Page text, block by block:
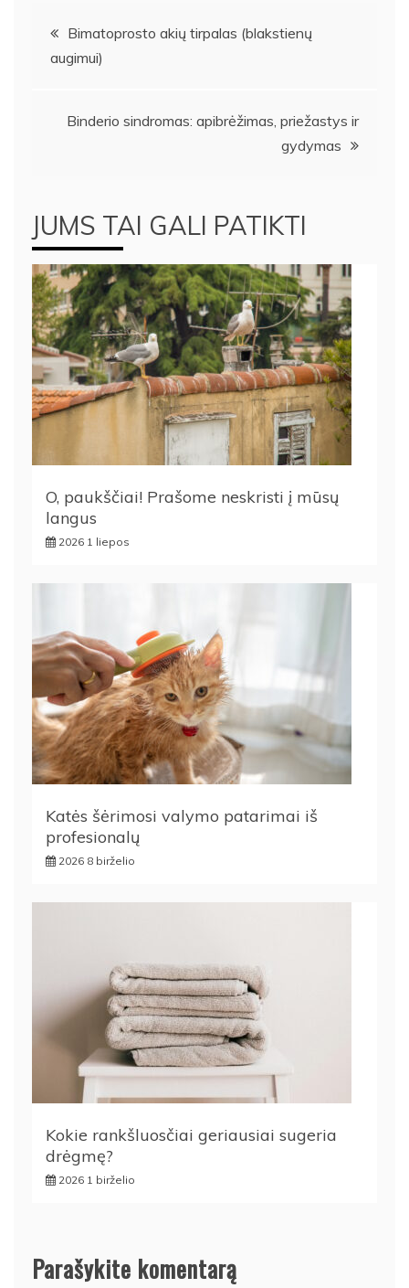
Navigacija
tarp
įrašų
Bimatoprosto akių tirpalas (blakstienų
augimui)
Binderio sindromas: apibrėžimas, priežastys ir
gydymas
JUMS TAI GALI PATIKTI
O, paukščiai! Prašome neskristi į mūsų
langus
2026 1 liepos
Katės šėrimosi valymo patarimai iš
profesionalų
2026 8 birželio
Kokie rankšluosčiai geriausiai sugeria
drėgmę?
2026 1 birželio
Parašykite komentarą